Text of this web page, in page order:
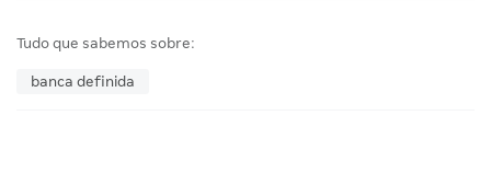
Tudo que sabemos sobre:
banca definida